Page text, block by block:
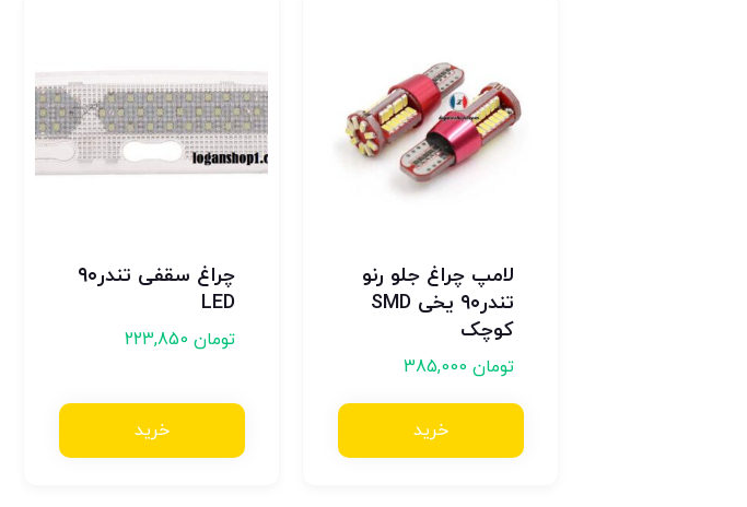
لامپ چراغ جلو رنو
تندر۹۰ یخی SMD
کوچک
تومان
خرید
چراغ سقفی تندر۹۰
LED
تومان
خرید